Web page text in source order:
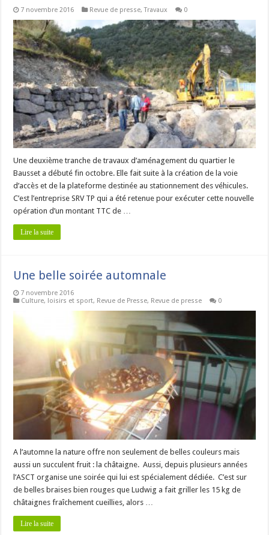
7 novembre 2016 Revue de presse,Travaux 0
Une deuxième tranche de travaux d’aménagement du quartier le
Bausset a débuté fin octobre. Elle fait suite à la création de la voie
d’accès et de la plateforme destinée au stationnement des véhicules.
C’est l’entreprise SRV TP qui a été retenue pour exécuter cette nouvelle
opération d’un montant TTC de …
Lire la suite
Une belle soirée automnale
7 novembre 2016
Culture, loisirs et sport, Revue de Presse, Revue de presse 0
A l’automne la nature offre non seulement de belles couleurs mais
aussi un succulent fruit : la châtaigne. Aussi, depuis plusieurs années
l’ASCT organise une soirée qui lui est spécialement dédiée. C’est sur
de belles braises bien rouges que Ludwig a fait griller les 15 kg de
châtaignes fraîchement cueillies, alors …
Lire la suite